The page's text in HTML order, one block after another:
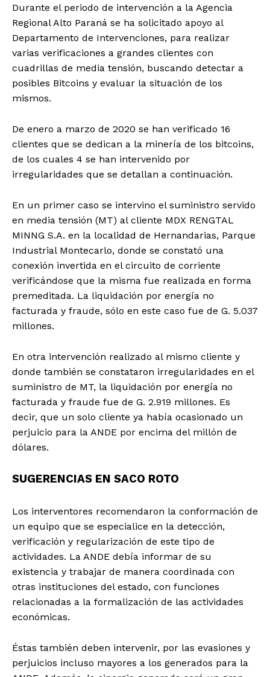
News Week
Magazine PRO
Durante el periodo de intervención a la Agencia
Regional Alto Paraná se ha solicitado apoyo al
Departamento de Intervenciones, para realizar
varias verificaciones a grandes clientes con
cuadrillas de media tensión, buscando detectar a
posibles Bitcoins y evaluar la situación de los
mismos.
De enero a marzo de 2020 se han verificado 16
clientes que se dedican a la minería de los bitcoins,
de los cuales 4 se han intervenido por
irregularidades que se detallan a continuación.
En un primer caso se intervino el suministro servido
en media tensión (MT) al cliente MDX RENGTAL
MINNG S.A. en la localidad de Hernandarias, Parque
Industrial Montecarlo, donde se constató una
conexión invertida en el circuito de corriente
verificándose que la misma fue realizada en forma
premeditada. La liquidación por energía no
facturada y fraude, sólo en este caso fue de G. 5.037
millones.
En otra intervención realizado al mismo cliente y
donde también se constataron irregularidades en el
suministro de MT, la liquidación por energía no
facturada y fraude fue de G. 2.919 millones. Es
decir, que un solo cliente ya había ocasionado un
perjuicio para la ANDE por encima del millón de
dólares.
SUGERENCIAS EN SACO ROTO
Los interventores recomendaron la conformación de
un equipo que se especialice en la detección,
verificación y regularización de este tipo de
actividades. La ANDE debía informar de su
existencia y trabajar de manera coordinada con
otras instituciones del estado, con funciones
relacionadas a la formalización de las actividades
económicas.
Éstas también deben intervenir, por las evasiones y
perjuicios incluso mayores a los generados para la